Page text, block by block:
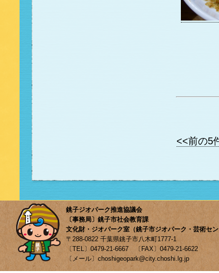
<<前の5
銚子ジオパーク推進協議会
〔事務局〕銚子市社会教育課
文化財・ジオパーク室（銚子市ジオパーク・芸術セ
〒288-0822 千葉県銚子市八木町1777-1
〔TEL〕0479-21-6667 〔FAX〕0479-21-6622
〔メール〕choshigeopark@city.choshi.lg.jp